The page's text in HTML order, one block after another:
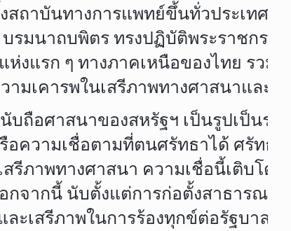
ถาบันทางการแพทย์ขึ้นทั่วประเทศ
มนาถบพิตร ทรงปฏิบัติพระราชกร
ห่งแรก ๆ ทางภาคเหนือของไทย ร
มเคารพในเสรีภาพทางศาสนาแ
ศาสนาของสหรัฐฯ เป็นรูปเป็นร่า
อความเชื่อตามที่ตนศรัทธาได้ ศรั
รีภาพทางศาสนา ความเชื่อนี้เติบโ
จากนี้ นับตั้งแต่การก่อตั้งสาธารณ
เสรีภาพในการร้องทุกข์ต่อรัฐบาลเ